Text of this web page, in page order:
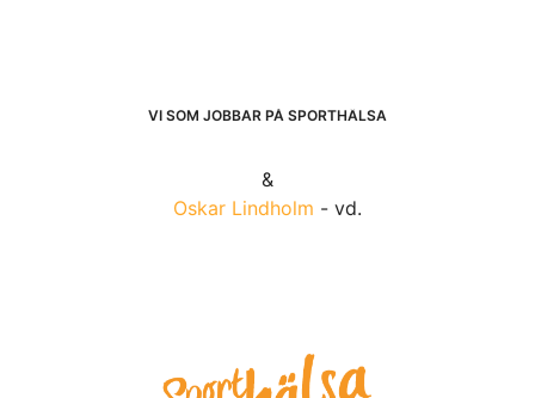
VI SOM JOBBAR PÅ SPORTHÄLSA
&
Oskar Lindholm - vd.